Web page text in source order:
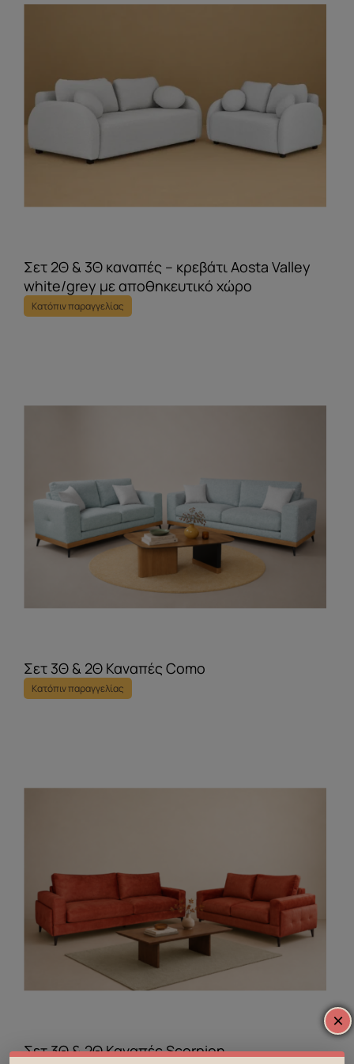
Σετ 2Θ & 3Θ καναπές – κρεβάτι Aosta Valley
white/grey με αποθηκευτικό χώρο
Κατόπιν παραγγελίας
Σετ 3Θ & 2Θ Καναπές Como
Κατόπιν παραγγελίας
Σετ 3Θ & 2Θ Καναπές Scorpion
×